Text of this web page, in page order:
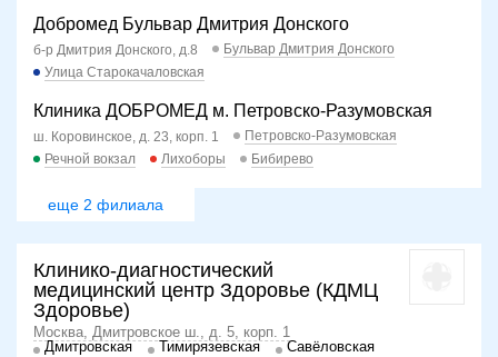
Добромед Бульвар Дмитрия Донского
б-р Дмитрия Донского, д.8
Бульвар Дмитрия Донского
Улица Старокачаловская
Клиника ДОБРОМЕД м. Петровско-Разумовская
ш. Коровинское, д. 23, корп. 1
Петровско-Разумовская
Речной вокзал
Лихоборы Бибирево
еще 2 филиала
Клинико-диагностический
медицинский центр Здоровье (КДМЦ
Здоровье)
Москва, Дмитровское ш., д. 5, корп. 1
Дмитровская
Тимирязевская Савёловская